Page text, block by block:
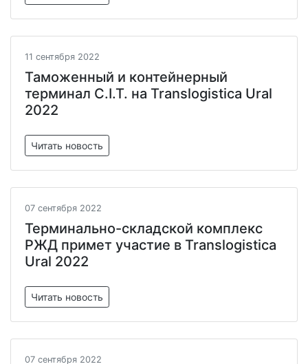
11 сентября 2022
Таможенный и контейнерный
терминал C.I.T. на Translogistica Ural
2022
Читать новость
07 сентября 2022
Терминально-складской комплекс
РЖД примет участие в Translogistica
Ural 2022
Читать новость
07 сентября 2022